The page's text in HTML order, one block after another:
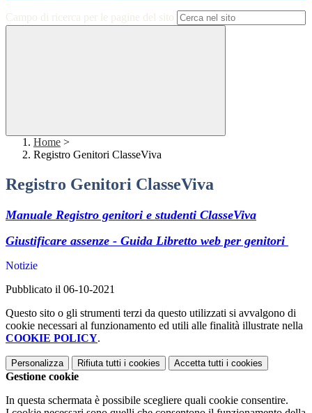
Campo di ricerca per le pagine del sito
Home >
Registro Genitori ClasseViva
Registro Genitori ClasseViva
Manuale Registro genitori e studenti ClasseViva
Giustificare assenze - Guida Libretto web per genitori
Notizie
Pubblicato il 06-10-2021
Questo sito o gli strumenti terzi da questo utilizzati si avvalgono di
cookie necessari al funzionamento ed utili alle finalità illustrate nella
COOKIE POLICY.
Personalizza Rifiuta tutti i cookies Accetta tutti i cookies
Gestione cookie
In questa schermata è possibile scegliere quali cookie consentire.